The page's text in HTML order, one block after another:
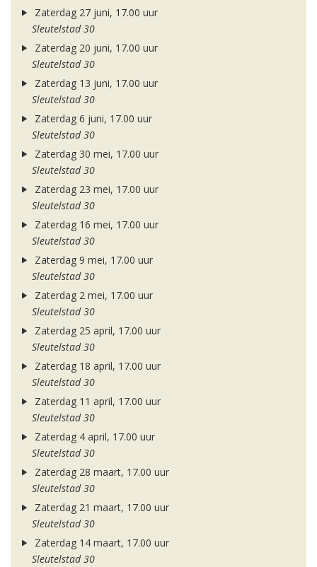
Zaterdag 27 juni, 17.00 uur
Sleutelstad 30
Zaterdag 20 juni, 17.00 uur
Sleutelstad 30
Zaterdag 13 juni, 17.00 uur
Sleutelstad 30
Zaterdag 6 juni, 17.00 uur
Sleutelstad 30
Zaterdag 30 mei, 17.00 uur
Sleutelstad 30
Zaterdag 23 mei, 17.00 uur
Sleutelstad 30
Zaterdag 16 mei, 17.00 uur
Sleutelstad 30
Zaterdag 9 mei, 17.00 uur
Sleutelstad 30
Zaterdag 2 mei, 17.00 uur
Sleutelstad 30
Zaterdag 25 april, 17.00 uur
Sleutelstad 30
Zaterdag 18 april, 17.00 uur
Sleutelstad 30
Zaterdag 11 april, 17.00 uur
Sleutelstad 30
Zaterdag 4 april, 17.00 uur
Sleutelstad 30
Zaterdag 28 maart, 17.00 uur
Sleutelstad 30
Zaterdag 21 maart, 17.00 uur
Sleutelstad 30
Zaterdag 14 maart, 17.00 uur
Sleutelstad 30